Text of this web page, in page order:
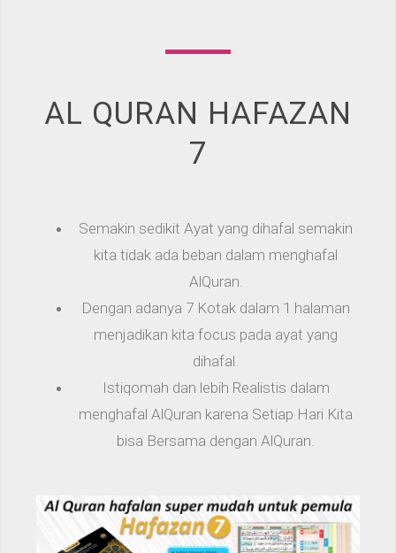
AL QURAN HAFAZAN
7
Semakin sedikit Ayat yang dihafal semakin
kita tidak ada beban dalam menghafal
AlQuran.
Dengan adanya 7 Kotak dalam 1 halaman
menjadikan kita focus pada ayat yang
dihafal.
Istiqomah dan lebih Realistis dalam
menghafal AlQuran karena Setiap Hari Kita
bisa Bersama dengan AlQuran.